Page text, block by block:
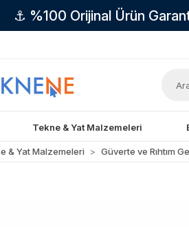
⚓ %100 Orijinal Ürün
Tekne & Yat Malzemeleri
& Yat Malzemeleri Güverte ve Rıhtım